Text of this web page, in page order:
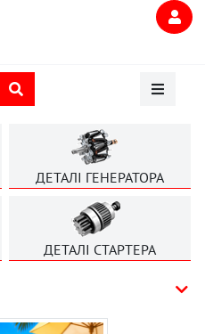
ДЕТАЛІ ГЕНЕРАТОРА
ДЕТАЛІ СТАРТЕРА